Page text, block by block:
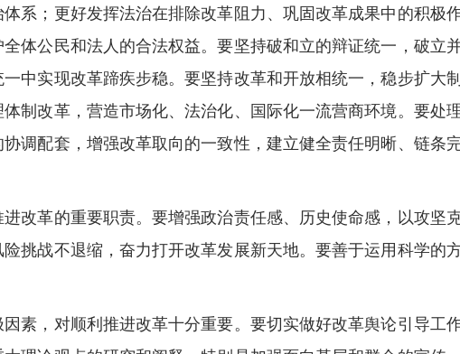
系；更好发挥法治在排除改革阻力、巩固改革成果中的积极
体公民和法人的合法权益。要坚持破和立的辩证统一，破立
中实现改革蹄疾步稳。要坚持改革和开放相统一，稳步扩大
制改革，营造市场化、法治化、国际化一流营商环境。要处
调配套，增强改革取向的一致性，建立健全责任明晰、链条
革的重要职责。要增强政治责任感、历史使命感，以攻坚克
挑战不退缩，奋力打开改革发展新天地。要善于运用科学的
，对顺利推进改革十分重要。要切实做好改革舆论引导工